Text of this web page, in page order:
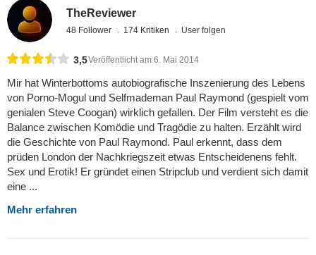
TheReviewer
48 Follower 174 Kritiken User folgen
3,5Veröffentlicht am 6. Mai 2014
Mir hat Winterbottoms autobiografische Inszenierung des Lebens
von Porno-Mogul und Selfmademan Paul Raymond (gespielt vom
genialen Steve Coogan) wirklich gefallen. Der Film versteht es die
Balance zwischen Komödie und Tragödie zu halten. Erzählt wird
die Geschichte von Paul Raymond. Paul erkennt, dass dem
prüden London der Nachkriegszeit etwas Entscheidenens fehlt.
Sex und Erotik! Er gründet einen Stripclub und verdient sich damit
eine ...
Mehr erfahren